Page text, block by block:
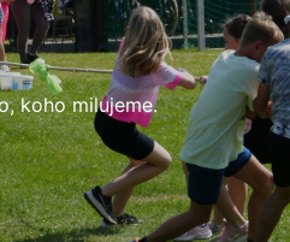
koho milujeme.